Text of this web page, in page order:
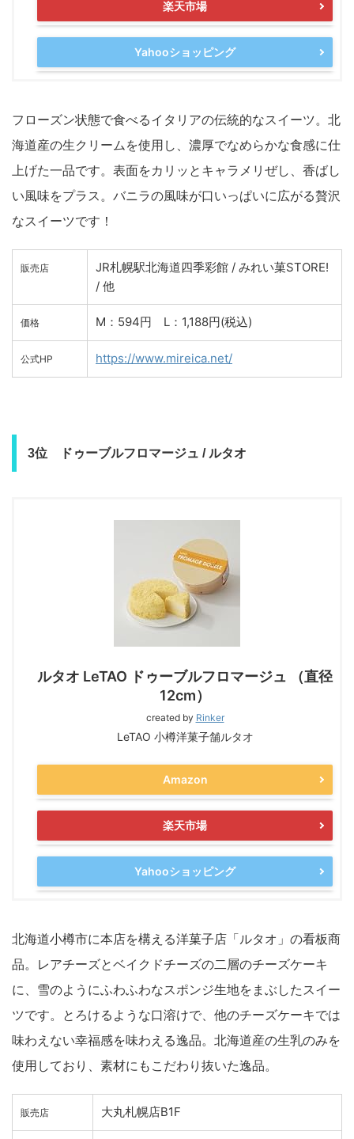
楽天市場
Yahooショッピング
フローズン状態で食べるイタリアの伝統的なスイーツ。北
海道産の生クリームを使用し、濃厚でなめらかな食感に仕
上げた一品です。表面をカリッとキャラメリぜし、香ばし
い風味をプラス。バニラの風味が口いっぱいに広がる贅沢
なスイーツです！
販売店
JR札幌駅北海道四季彩館 / みれい菓STORE!
/ 他
価格 M：594円 L：1,188円(税込)
公式HP https://www.mireica.net/
3位 ドゥーブルフロマージュ / ルタオ
ルタオ LeTAO ドゥーブルフロマージュ （直径
12cm）
created by Rinker
LeTAO 小樽洋菓子舗ルタオ
Amazon
楽天市場
Yahooショッピング
北海道小樽市に本店を構える洋菓子店「ルタオ」の看板商
品。レアチーズとベイクドチーズの二層のチーズケーキ
に、雪のようにふわふわなスポンジ生地をまぶしたスイー
ツです。とろけるような口溶けで、他のチーズケーキでは
味わえない幸福感を味わえる逸品。北海道産の生乳のみを
使用しており、素材にもこだわり抜いた逸品。
販売店 大丸札幌店B1F